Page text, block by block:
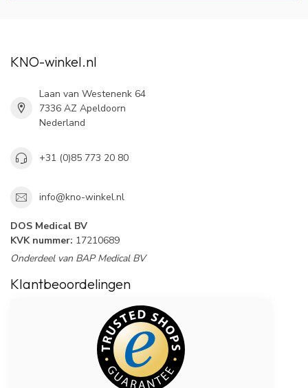
KNO-winkel.nl
Laan van Westenenk 64
7336 AZ Apeldoorn
Nederland
+31 (0)85 773 20 80
info@kno-winkel.nl
DOS Medical BV
KVK nummer: 17210689
Onderdeel van BAP Medical BV
Klantbeoordelingen